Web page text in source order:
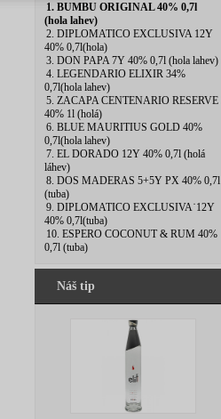
1. BUMBU ORIGINAL 40% 0,7l
(hola lahev)
2. DIPLOMATICO EXCLUSIVA 12Y
40% 0,7l(hola)
3. DON PAPA 7Y 40% 0,7l (hola lahev)
4. LEGENDARIO ELIXIR 34%
0,7l(hola lahev)
5. ZACAPA CENTENARIO RESERVE
40% 1l (holá)
6. BLUE MAURITIUS GOLD 40%
0,7l(hola lahev)
7. EL DORADO 12Y 40% 0,7l (holá
láhev)
8. DOS MADERAS 5+5Y PX 40% 0,7l
(tuba)
9. DIPLOMATICO EXCLUSIVA˙12Y
40% 0,7l(tuba)
10. ESPERO COCONUT & RUM 40%
0,7l (tuba)
Náš tip